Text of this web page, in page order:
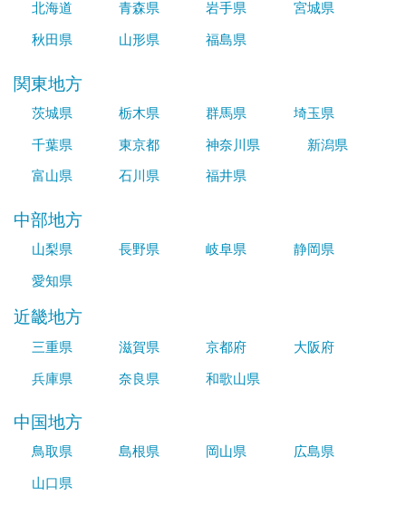
北海道 青森県 岩手県
宮城県
秋田県
山形県 福島県
関東地方
茨城県 栃木県 群馬県
埼玉県
千葉県
東京都 神奈川県
新潟県
富山県
石川県 福井県
中部地方
山梨県 長野県 岐阜県
静岡県
愛知県
近畿地方
三重県 滋賀県 京都府
大阪府
兵庫県
奈良県 和歌山県
中国地方
鳥取県 島根県 岡山県
広島県
山口県